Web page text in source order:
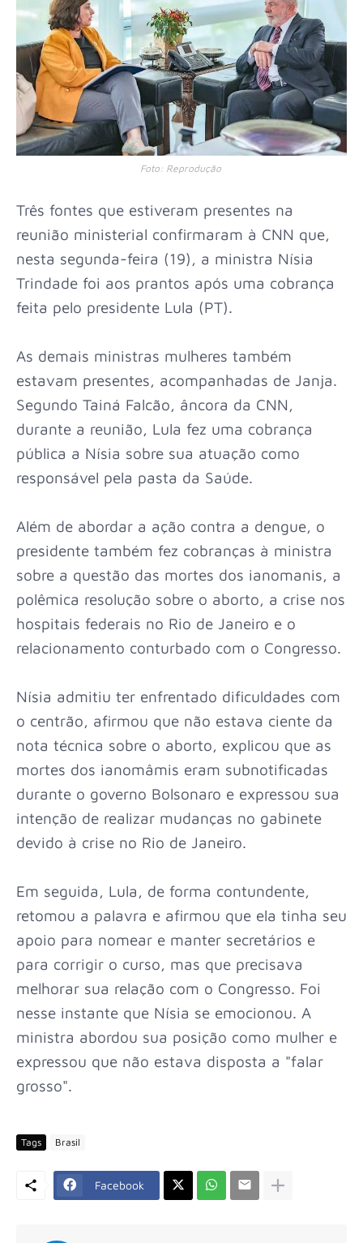
Foto: Reprodução
Três fontes que estiveram presentes na
reunião ministerial confirmaram à CNN que,
nesta segunda-feira (19), a ministra Nísia
Trindade foi aos prantos após uma cobrança
feita pelo presidente Lula (PT).
As demais ministras mulheres também
estavam presentes, acompanhadas de Janja.
Segundo Tainá Falcão, âncora da CNN,
durante a reunião, Lula fez uma cobrança
pública a Nísia sobre sua atuação como
responsável pela pasta da Saúde.
Além de abordar a ação contra a dengue, o
presidente também fez cobranças à ministra
sobre a questão das mortes dos ianomanis, a
polêmica resolução sobre o aborto, a crise nos
hospitais federais no Rio de Janeiro e o
relacionamento conturbado com o Congresso.
Nísia admitiu ter enfrentado dificuldades com
o centrão, afirmou que não estava ciente da
nota técnica sobre o aborto, explicou que as
mortes dos ianomâmis eram subnotificadas
durante o governo Bolsonaro e expressou sua
intenção de realizar mudanças no gabinete
devido à crise no Rio de Janeiro.
Em seguida, Lula, de forma contundente,
retomou a palavra e afirmou que ela tinha seu
apoio para nomear e manter secretários e
para corrigir o curso, mas que precisava
melhorar sua relação com o Congresso. Foi
nesse instante que Nísia se emocionou. A
ministra abordou sua posição como mulher e
expressou que não estava disposta a "falar
grosso".
Tags Brasil
Facebook